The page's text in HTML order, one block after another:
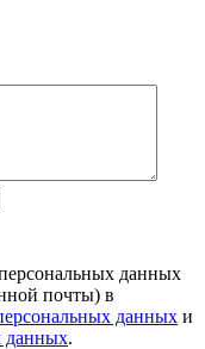
данных
почты) в
данных и
данных.